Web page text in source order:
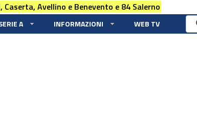
Avellino e Benevento e 84 Salerno
A INFORMAZIONI WEB TV